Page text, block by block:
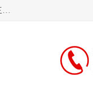
上海星力仓储服务有限公司从事：上海仓储服务、上海仓储库房、上海仓库代运营、上海仓库对外出租、上海仓库外包、上海三方仓储、上海电商仓储代发、上海电商代发货仓库、上海托管仓库、上海仓储配送。上海星力仓储服务有限公司现在拥有100个分仓、10万余平方的标准库房，精炼员工几百名，与几千家客户合作，公司已跻身上海仓储行业前列。欢迎来电咨询！